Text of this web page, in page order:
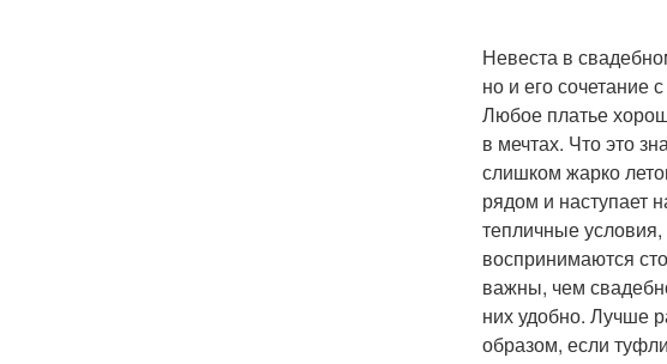
Невеста в
но и его сочетание
Любое платье
в мечтах. Что это
слишком жарко
рядом и наступает
тепличные
воспринимаются
важны, чем
них удобно. Лучше
образом, если